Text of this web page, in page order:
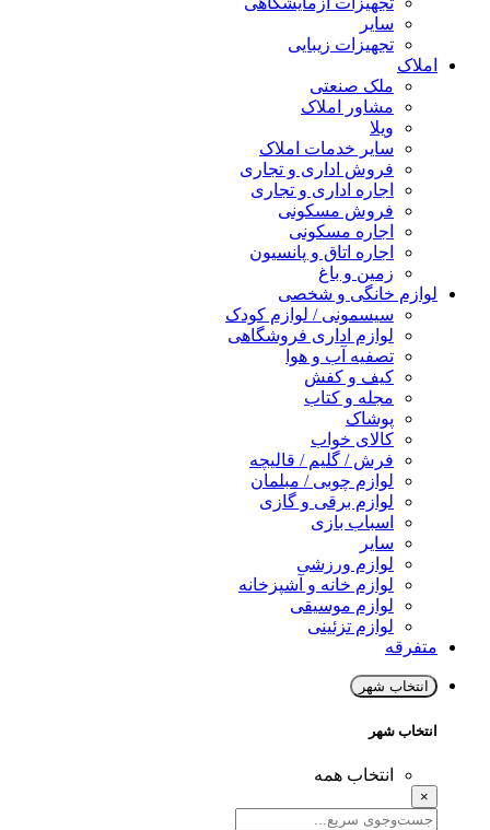
سایر
تجهیزات زیبایی
املاک
ملک صنعتی
مشاور املاک
ویلا
سایر خدمات املاک
فروش اداری و تجاری
اجاره اداری و تجاری
فروش مسکونی
اجاره مسکونی
اجاره اتاق و پانسیون
زمین و باغ
لوازم خانگی و شخصی
سیسمونی / لوازم کودک
لوازم اداری فروشگاهی
تصفیه آب و هوا
کیف و کفش
مجله و کتاب
پوشاک
کالای خواب
فرش / گلیم / قالیچه
لوازم چوبی / مبلمان
لوازم برقی و گازی
اسباب بازی
سایر
لوازم ورزشی
لوازم خانه و آشپزخانه
لوازم موسیقی
لوازم تزئینی
متفرقه
انتخاب شهر
انتخاب شهر
انتخاب همه
×